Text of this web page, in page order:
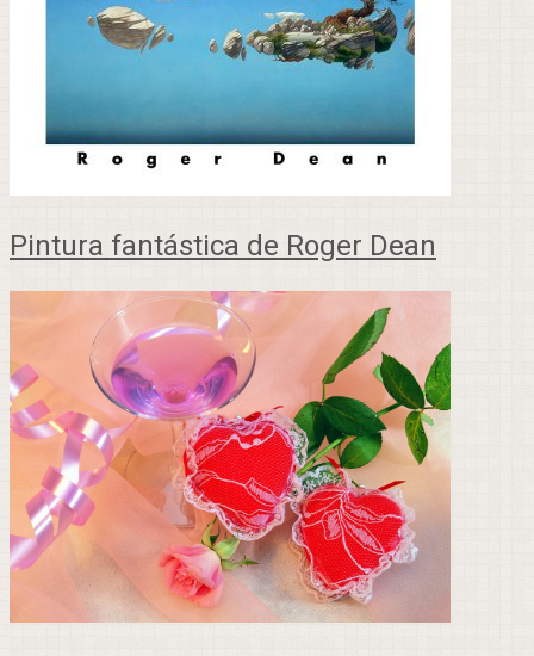
Pintura fantástica de Roger Dean